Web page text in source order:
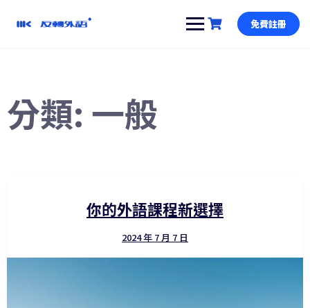
免費註冊
分類: 一般
你的外語課程新選擇
2024 年 7 月 7 日